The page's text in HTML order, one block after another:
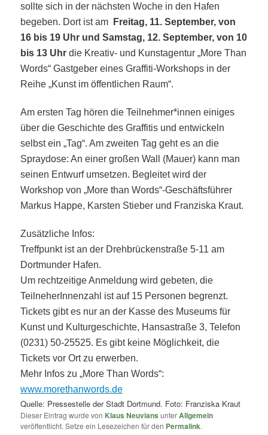
sollte sich in der nächsten Woche in den Hafen
begeben. Dort ist am
Freitag, 11. September, von
16 bis 19 Uhr und Samstag, 12. September, von 10
bis 13 Uhr die Kreativ- und Kunstagentur „More Than
Words“ Gastgeber eines Graffiti-Workshops in der
Reihe „Kunst im öffentlichen Raum“.
Am ersten Tag hören die Teilnehmer*innen einiges
über die Geschichte des Graffitis und entwickeln
selbst ein „Tag“. Am zweiten Tag geht es an die
Spraydose: An einer großen Wall (Mauer) kann man
seinen Entwurf umsetzen. Begleitet wird der
Workshop von „More than Words“-Geschäftsführer
Markus Happe, Karsten Stieber und Franziska Kraut.
Zusätzliche Infos:
Treffpunkt ist an der Drehbrückenstraße 5-11 am
Dortmunder Hafen.
Um rechtzeitige Anmeldung wird gebeten, die
TeilneherInnenzahl ist auf 15 Personen begrenzt.
Tickets gibt es nur an der Kasse des Museums für
Kunst und Kulturgeschichte, Hansastraße 3, Telefon
(0231) 50-25525. Es gibt keine Möglichkeit, die
Tickets vor Ort zu erwerben.
Mehr Infos zu „More Than Words“:
www.morethanwords.de
Quelle: Pressestelle der Stadt Dortmund. Foto: Franziska Kraut
Dieser Eintrag wurde von Klaus Neuvians unterAllgemein
veröffentlicht. Setze ein Lesezeichen für den Permalink.